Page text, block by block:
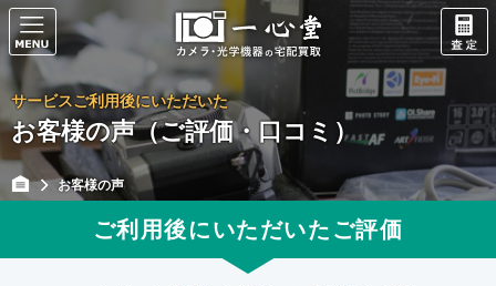
サービスご利用後にいただいた
お客様の声（ご評価・口コミ）
お客様の声
ご利用後にいただいたご評価